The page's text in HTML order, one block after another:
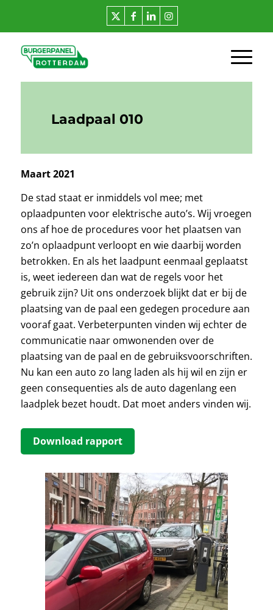
Laadpaal 010
Maart 2021
De stad staat er inmiddels vol mee; met
oplaadpunten voor elektrische auto’s. Wij vroegen
ons af hoe de procedures voor het plaatsen van
zo’n oplaadpunt verloopt en wie daarbij worden
betrokken. En als het laadpunt eenmaal geplaatst
is, weet iedereen dan wat de regels voor het
gebruik zijn? Uit ons onderzoek blijkt dat er bij de
plaatsing van de paal een gedegen procedure aan
vooraf gaat. Verbeterpunten vinden wij echter de
communicatie naar omwonenden over de
plaatsing van de paal en de gebruiksvoorschriften.
Nu kan een auto zo lang laden als hij wil en zijn er
geen consequenties als de auto dagenlang een
laadplek bezet houdt. Dat moet anders vinden wij.
Download rapport